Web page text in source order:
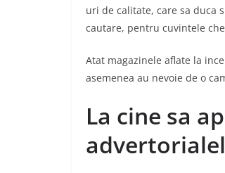
uri de calitate, care sa duca
cautare, pentru cuvintele
Atat magazinele aflate la
asemenea au nevoie de o
La cine sa